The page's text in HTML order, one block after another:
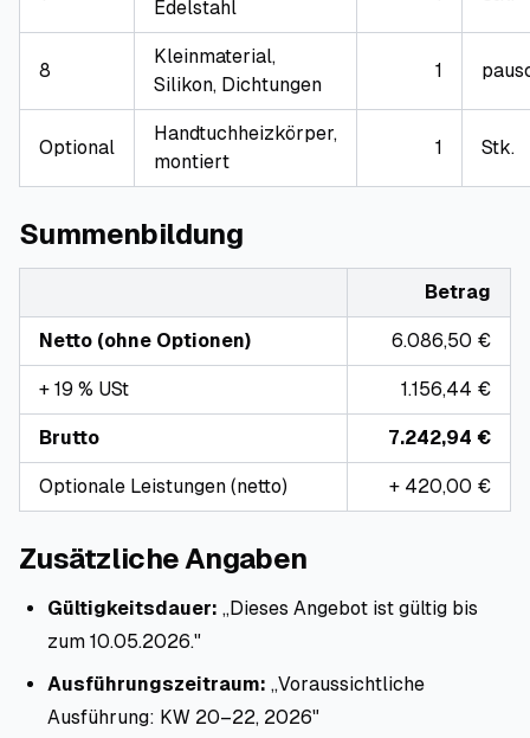
Edelstahl
8
Kleinmaterial,
Silikon, Dichtungen
1
Optional
Handtuchheizkörper,
montiert
1 Stk.
Summenbildung
Betrag
Netto (ohne Optionen) 6.086,50 €
+ 19 % USt 1.156,44 €
Brutto 7.242,94 €
Optionale Leistungen (netto) + 420,00 €
Zusätzliche Angaben
Gültigkeitsdauer: „Dieses Angebot ist gültig bis
zum 10.05.2026."
Ausführungszeitraum: „Voraussichtliche
Ausführung: KW 20–22, 2026"